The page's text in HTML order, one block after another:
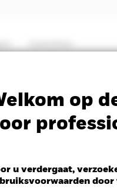
op
u verdergaat,
door
KID